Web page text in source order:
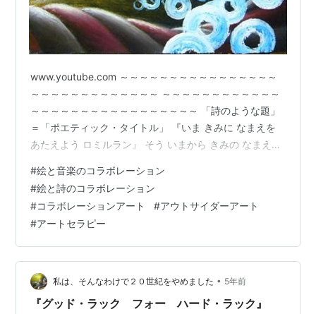
www.youtube.com ～～～～～～～～～～～～～～～～
～～～～～～～～～～～～～ ～～～～～～～～～～～～
～～～～～～～～～～～～～～～～～ 「詩のような題」
＝「ポエティック・タイトル」 『いま きみに なまえを
あたえよう ロミルラン』 そう いまから きみの なまえは
ルと よばれることに なる ときと ばあいによって ひとの
なまえは へんかするだから ミルナルと よばれることも
あるだろう いずれにしろ いま きみには なまえが あたえ
られただから きみは もう まよう ひつようは ない あたえ
られた なまえに したがっ…
#絵と音楽のコラボレーション
#絵と詩のコラボレーション
#コラボレーションアート #アウトサイダーアート
#アートセラピー
私は、そんなわけで２０世紀をやめました • 5年前
『グッド・ラック フォー ハード・ラック』